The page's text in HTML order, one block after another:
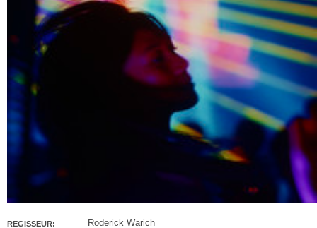
REGISSEUR: Roderick Warich